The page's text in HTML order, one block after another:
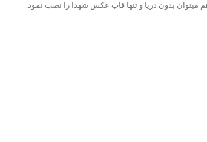
بدون دریا و تنها قاب عکس شهدا را نصب نمود.